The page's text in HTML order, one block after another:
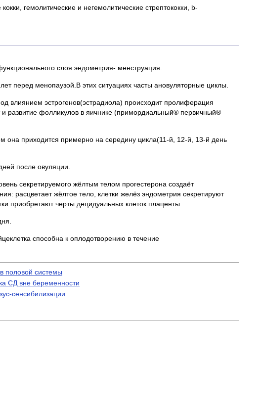
гемолитические и негемолитические стрептококки, b-
слоя эндометрия- менструация.
перед менопаузой.В этих ситуациях часты ановуляторные циклы.
влиянием эстрогенов(эстрадиола) происходит пролиферация
развитие фолликулов в яичнике (примордиальный® первичный®
она приходится примерно на середину цикла(11-й, 12-й, 13-й день
после овуляции.
секретируемого жёлтым телом прогестерона создаёт
расцветает жёлтое тело, клетки желёз эндометрия секретируют
приобретают черты децидуальных клеток плаценты.
способна к оплодотворению в течение
половой системы
СД вне беременности
сенсибилизации